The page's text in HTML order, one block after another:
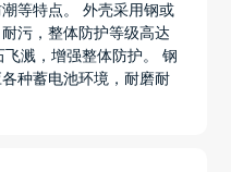
等特点。 外壳采用钢或
污，整体防护等级高达
溅，增强整体防护。 钢
种蓄电池环境，耐磨耐